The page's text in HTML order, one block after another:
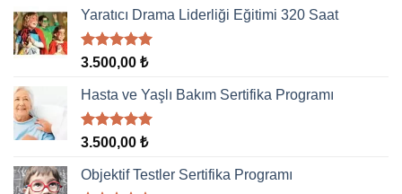
aldı
Yaratıcı Drama Liderliği Eğitimi 320 Saat
5 üzerinden
aldı
3.500,00 ₺
Hasta ve Yaşlı Bakım Sertifika Programı
5 üzerinden
aldı
3.500,00 ₺
Objektif Testler Sertifika Programı